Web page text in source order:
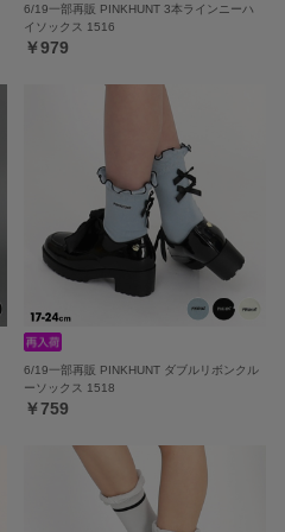
6/19一部再販 PINKHUNT 3本ラインニーハ
イソックス 1516
￥979
6/19一部再販 PINKHUNT ダブルリボンクル
ーソックス 1518
￥759